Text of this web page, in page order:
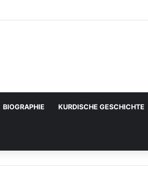
BIOGRAPHIE KURDISCHE GESCHICHTE